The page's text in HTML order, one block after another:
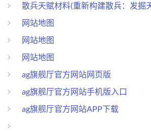
散兵天赋材料(重新构建散兵：发掘
网站地图
网站地图
网站地图
ag旗舰厅官方网站网页版
ag旗舰厅官方网站手机版入口
ag旗舰厅官方网站APP下载